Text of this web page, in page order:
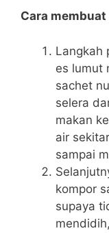
Cara
Langkah
es lumut
sachet
selera
makan
air
sampai
kompor
supaya